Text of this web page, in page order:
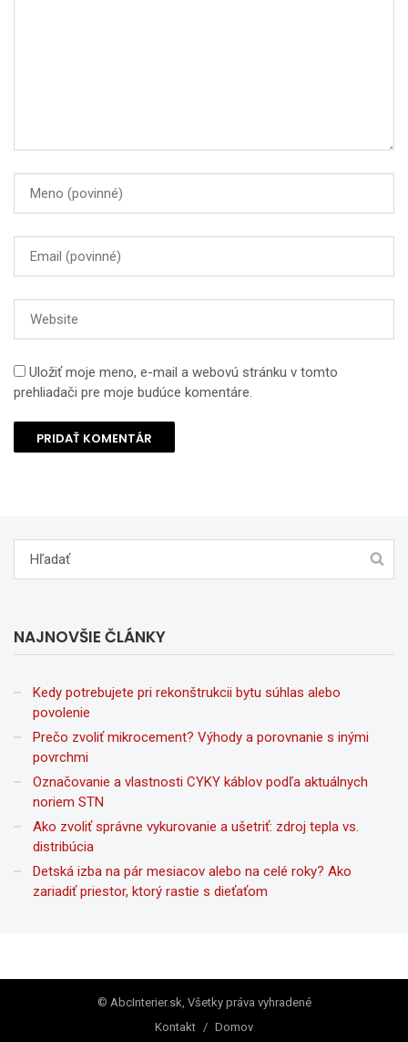
Uložiť moje meno, e-mail a webovú stránku v tomto
prehliadači pre moje budúce komentáre.
NAJNOVŠIE ČLÁNKY
Kedy potrebujete pri rekonštrukcii bytu súhlas alebo
povolenie
Prečo zvoliť mikrocement? Výhody a porovnanie s inými
povrchmi
Označovanie a vlastnosti CYKY káblov podľa aktuálnych
noriem STN
Ako zvoliť správne vykurovanie a ušetriť: zdroj tepla vs.
distribúcia
Detská izba na pár mesiacov alebo na celé roky? Ako
zariadiť priestor, ktorý rastie s dieťaťom
© AbcInterier.sk, Všetky práva vyhradené
Kontakt / Domov